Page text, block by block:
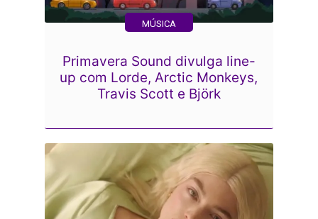
MÚSICA
Primavera Sound divulga line-
up com Lorde, Arctic Monkeys,
Travis Scott e Björk